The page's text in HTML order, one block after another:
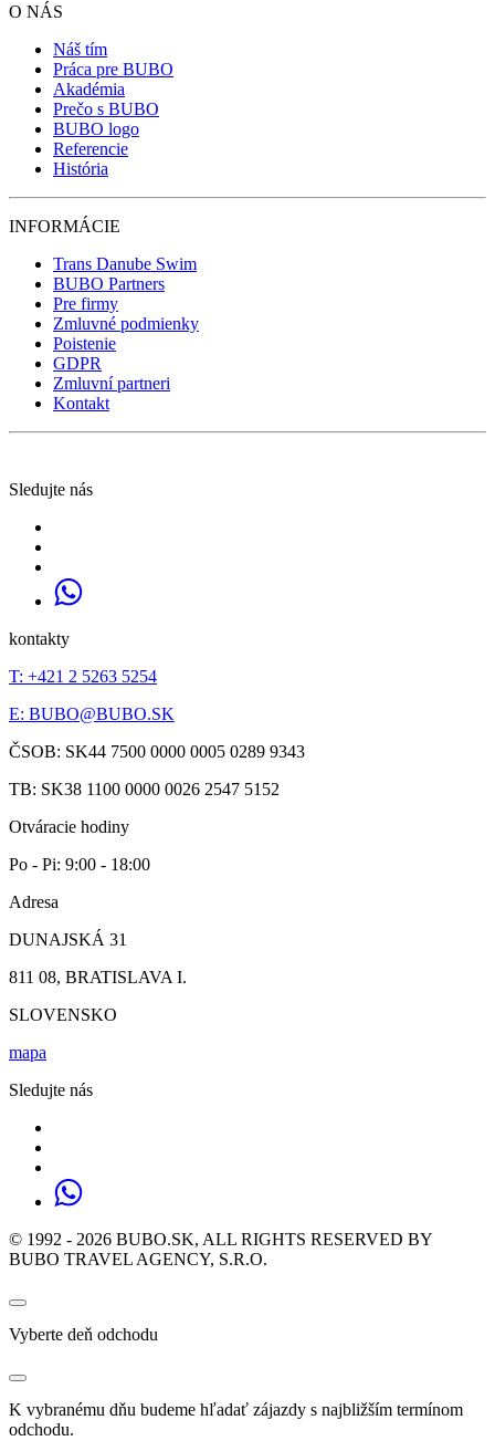
O NÁS
Náš tím
Práca pre BUBO
Akadémia
Prečo s BUBO
BUBO logo
Referencie
História
INFORMÁCIE
Trans Danube Swim
BUBO Partners
Pre firmy
Zmluvné podmienky
Poistenie
GDPR
Zmluvní partneri
Kontakt
Sledujte nás
kontakty
T: +421 2 5263 5254
E: BUBO@BUBO.SK
ČSOB: SK44 7500 0000 0005 0289 9343
TB: SK38 1100 0000 0026 2547 5152
Otváracie hodiny
Po - Pi: 9:00 - 18:00
Adresa
DUNAJSKÁ 31
811 08, BRATISLAVA I.
SLOVENSKO
mapa
Sledujte nás
© 1992 - 2026 BUBO.SK, ALL RIGHTS RESERVED BY
BUBO TRAVEL AGENCY, S.R.O.
Vyberte deň odchodu
K vybranému dňu budeme hľadať zájazdy s najbližším termínom
odchodu.